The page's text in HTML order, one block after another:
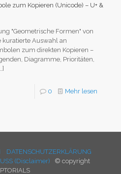
zum Kopieren (Unicode) – U+ &
"Geometrische Formen" von
kuratierte Auswahl an
zum direkten Kopieren –
Diagramme, Prioritäten,
0 Mehr lesen
DATENSCHUTZERKLÄRUNG
(Disclaimer) © copyright